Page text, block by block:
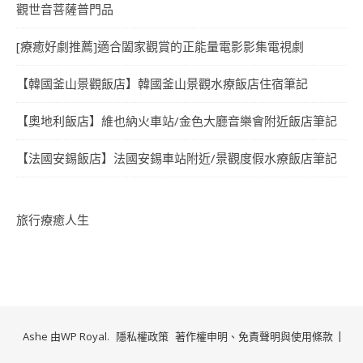
觀世音菩薩普門品
[療癒好劇推薦]適合闔家觀賞的正能量電影影集電視劇
【韓國釜山景觀飯店】韓國釜山景觀水療飯店住宿筆記
【奧地利飯店】維也納火車站/金色大廳音樂會附近飯店筆記
【法國安錫飯店】法國安錫車站附近/景觀度假水療飯店筆記
旅行療癒人生
隱私權政策 著作權申明、免責聲明與使用條款
Ashe 由WP Royal.